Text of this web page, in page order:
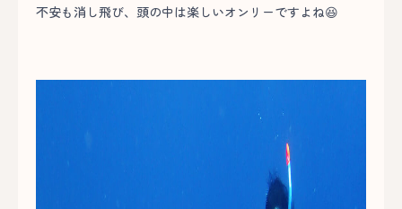
不安も消し飛び、頭の中は楽しいオンリーですよね😆